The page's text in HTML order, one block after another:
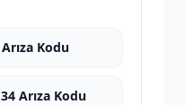
Kodu
Arıza Kodu